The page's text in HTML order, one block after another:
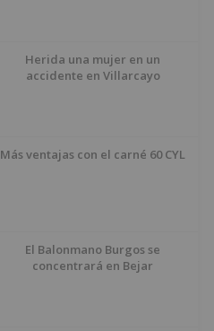
Herida una mujer en un
accidente en Villarcayo
Más ventajas con el carné 60 CYL
El Balonmano Burgos se
concentrará en Bejar